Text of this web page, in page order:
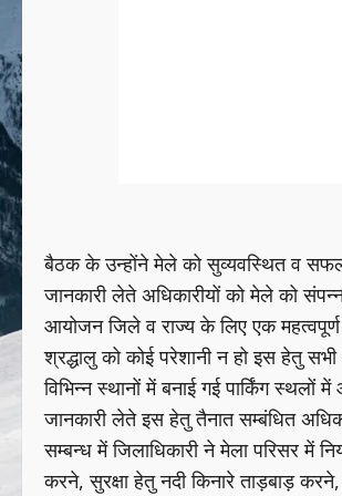
बैठक के उन्होंने मेले को सुव्यवस्थित व
जानकारी लेते अधिकारीयों को मेले को
आयोजन जिले व राज्य के लिए एक
श्रद्धालु को कोई परेशानी न हो इस हेतु
विभिन्न स्थानों में बनाई गई पार्किंग
जानकारी लेते इस हेतु तैनात सम्बंधित
सम्बन्ध में जिलाधिकारी ने मेला परिसर में
करने, सुरक्षा हेतु नदी किनारे ताड़बाड़